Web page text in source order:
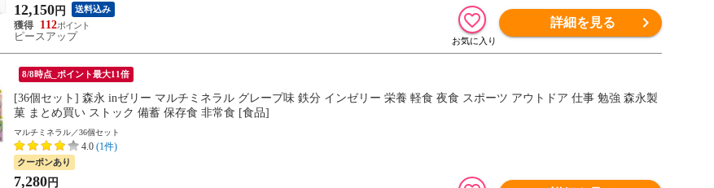
12,150 円 送料込み
112
ピースアップ
詳細を見る
8/8時点_ポイント最大11倍
[36個セット] 森永 inゼリー マルチミネラル グレープ味 鉄分 インゼリー 栄養 軽食 夜食 スポーツ アウトドア 仕事 勉強 森永製
菓 まとめ買い ストック 備蓄 保存食 非常食 [食品]
マルチミネラル／36個セット
4.0 (1件)
クーポンあり
7,280 円